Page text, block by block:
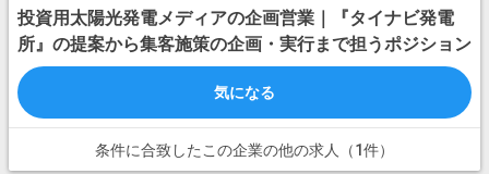
投資用太陽光発電メディアの企画営業｜『タイナビ発電
所』の提案から集客施策の企画・実行まで担うポジション
気になる
条件に合致したこの企業の他の求人（1件）